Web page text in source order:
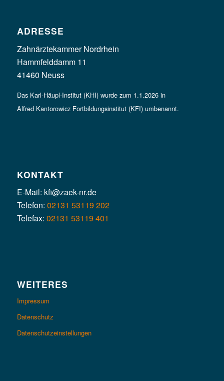
ADRESSE
Zahnärztekammer Nordrhein
Hammfelddamm 11
41460 Neuss
Das Karl-Häupl-Institut (KHI) wurde zum 1.1.2026 in
Alfred Kantorowicz Fortbildungsinstitut (KFI) umbenannt.
KONTAKT
E-Mail: kfi@zaek-nr.de
Telefon: 02131 53119 202
Telefax: 02131 53119 401
WEITERES
Impressum
Datenschutz
Datenschutzeinstellungen